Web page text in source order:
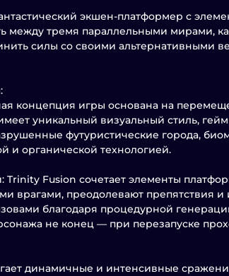
экшен-платформер с
между тремя параллельными мирами,
силы со своими альтернативными
концепция игры основана на
уникальный визуальный стиль,
футуристические города,
и органической технологией.
Fusion сочетает элементы
врагами, преодолевают препятствия
благодаря процедурной
не конец — при перезапуске
динамичные и интенсивные